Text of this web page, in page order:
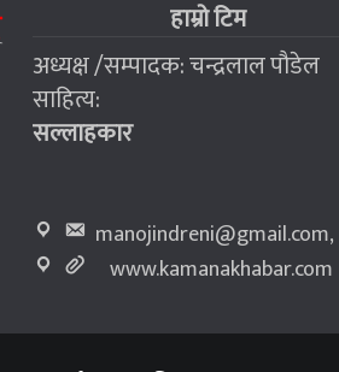
हाम्रो टिम
अध्यक्ष /सम्पादक: चन्द्रलाल पौडेल
साहित्य:
सल्लाहकार
manojindreni@gmail.com,
www.kamanakhabar.com